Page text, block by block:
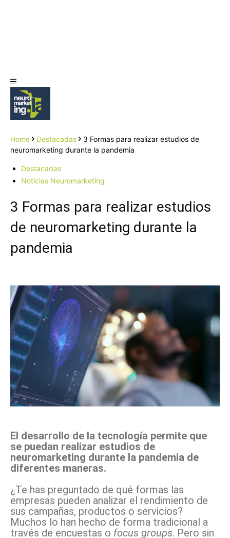
Home Destacadas
3 Formas para realizar estudios de
neuromarketing durante la pandemia
Destacadas
Noticias Neuromarketing
3 Formas para realizar estudios
de neuromarketing durante la
pandemia
El desarrollo de la tecnología permite que
se puedan realizar estudios de
neuromarketing durante la pandemia de
diferentes maneras.
¿Te has preguntado de qué formas las
empresas pueden analizar el rendimiento de
sus campañas, productos o servicios?
Muchos lo han hecho de forma tradicional a
través de encuestas o focus groups. Pero sin